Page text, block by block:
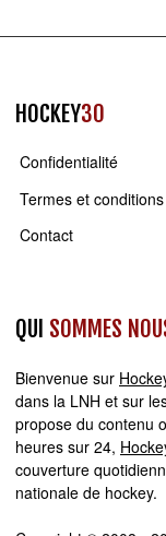
HOCKEY30
Confidentialité
Termes et conditions
Contact
QUI SOMMES
Bienvenue sur
dans la LNH et sur
propose du contenu
heures sur 24,
couverture
nationale de hockey.